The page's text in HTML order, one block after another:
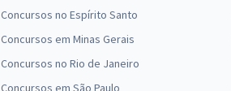
Concursos no Espírito Santo
Concursos em Minas Gerais
Concursos no Rio de Janeiro
Concursos em São Paulo